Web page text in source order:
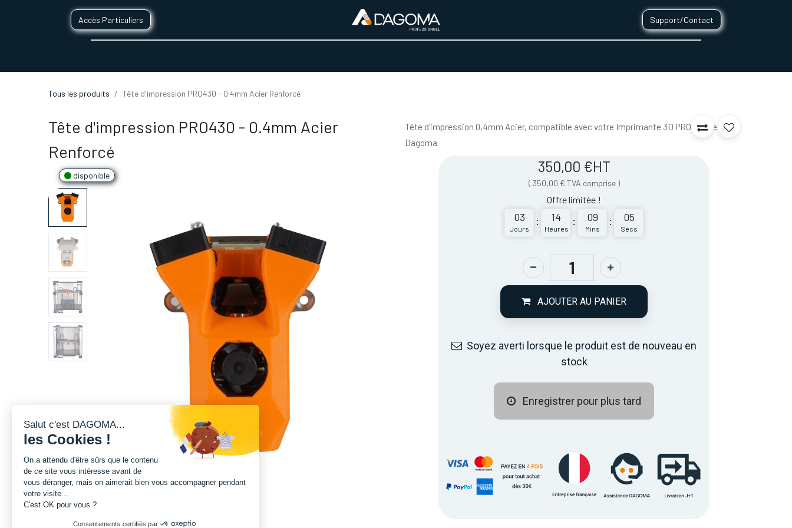
Accès Particuliers Support/Contact
Tous les produits Tête d'impression PRO430 - 0.4mm Acier Renforcé
Tête d'impression PRO430 - 0.4mm Acier
Renforcé
disponible
Tête d'impression 0,4mm Acier, compatible avec votre Imprimante 3D PRO430 de
Dagoma.
350,00 €HT
( 350,00 € TVA comprise )
Offre limitée !
03
Jours
: 14
Heures
: 09
Mins
: 05
Secs
AJOUTER AU PANIER
Soyez averti lorsque le produit est de nouveau en
stock
Enregistrer pour plus tard
Salut c'est DAGOMA...
les Cookies !
On a attendu d'être sûrs que le contenu
de ce site vous intéresse avant de
vous déranger, mais on aimerait bien vous accompagner pendant
votre visite...
C'est OK pour vous ?
Consentements certifiés par